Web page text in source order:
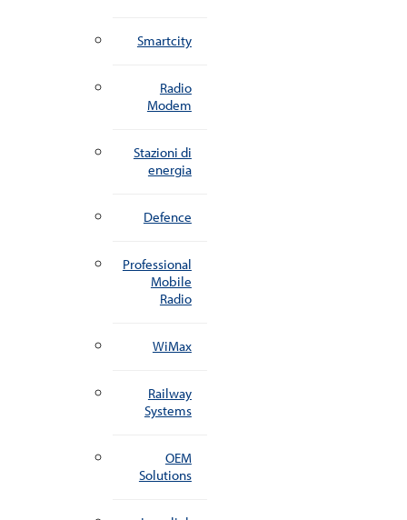
Smartcity
Radio
Modem
Stazioni di
energia
Defence
Professional
Mobile
Radio
WiMax
Railway
Systems
OEM
Solutions